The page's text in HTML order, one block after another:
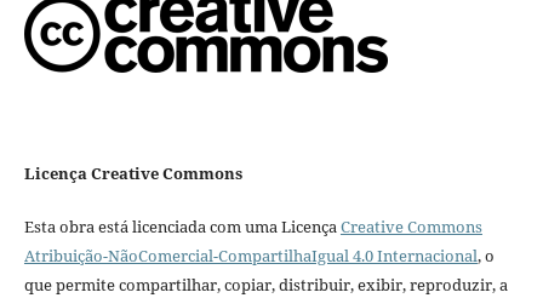
Licença Creative Commons
Esta obra está licenciada com uma LicençaCreative Commons
Atribuição-NãoComercial-CompartilhaIgual 4.0 Internacional, o
que permite compartilhar, copiar, distribuir, exibir, reproduzir, a